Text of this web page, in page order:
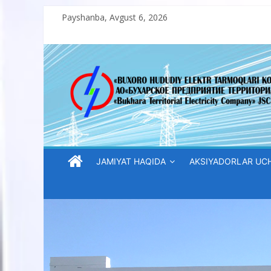
content
Payshanba, Avgust 6, 2026
“Buxoro
hududiy
elektr
tarmoqlari
korxonasi”
“Buxoro
JAMIYAT HAQIDA AKSIYADORLAR